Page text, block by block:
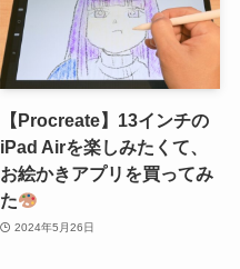
【Procreate】13インチの
iPad Airを楽しみたくて、
お絵かきアプリを買ってみ
た
2024年5月26日